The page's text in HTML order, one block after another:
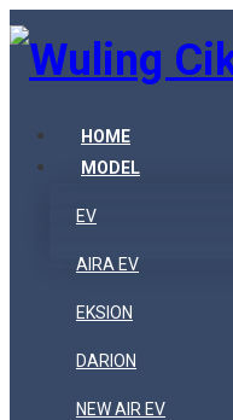
HOME
MODEL
EV
AIRA EV
EKSION
DARION
NEW AIR EV